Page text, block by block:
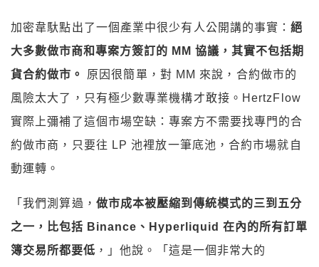
加密韋馱點出了一個產業中很少有人公開講的事實：絕
大多數做市商和專案方簽訂的 MM 協議，其實不包括期
貨合約做市。
原因很簡單，對 MM 來說，合約做市的
風險太大了，只有極少數專業機構才敢接。HertzFlow
實際上彌補了這個市場空缺：專案方不需要找專門的合
約做市商，只要往 LP 池裡放一筆底池，合約市場就自
動運轉。
「我們測算過， 做市成本被壓縮到傳統模式的三到五分
之一，比包括 Binance、Hyperliquid 在內的所有訂單
簿交易所都要低 ，」他說。「這是一個非常大的